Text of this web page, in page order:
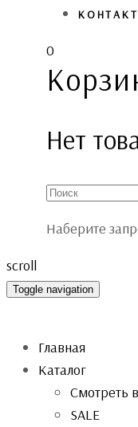
0
Нет
Наберите
scroll
Toggle navigation
Главная
Каталог
Смотреть
SALE